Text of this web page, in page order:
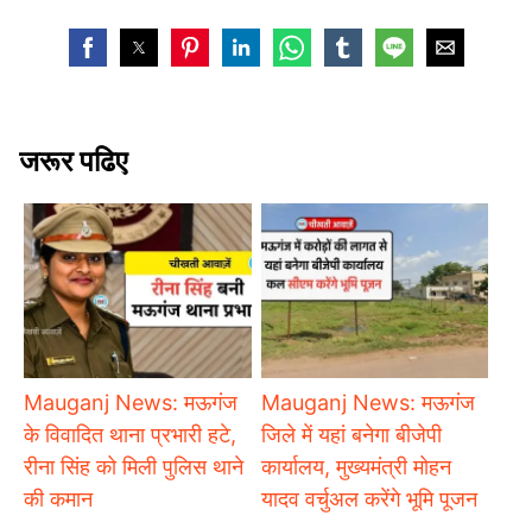
जरूर पढिए
Mauganj News: मऊगंज
के विवादित थाना प्रभारी हटे,
रीना सिंह को मिली पुलिस थाने
की कमान
Mauganj News: मऊगंज
जिले में यहां बनेगा बीजेपी
कार्यालय, मुख्यमंत्री मोहन
यादव वर्चुअल करेंगे भूमि पूजन